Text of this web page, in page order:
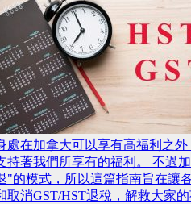
處在加拿大可以享有高福利之
持著我們所享有的福利。 不過
"的模式，所以這篇指南旨在讓
取消GST/HST退稅，解救大家